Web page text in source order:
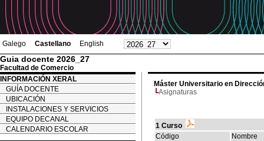
Galego Castellano English
Guia docente 2026_27
Facultad de Comercio
INFORMACIÓN XERAL
GUÍA DOCENTE
UBICACIÓN
INSTALACIONES Y SERVICIOS
EQUIPO DECANAL
CALENDARIO ESCOLAR
Máster Universitario en
Asignaturas
1 Curso
Código
Nombre